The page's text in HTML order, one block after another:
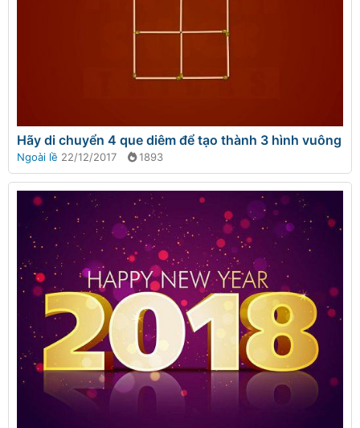
Hãy di chuyển 4 que diêm để tạo thành 3 hình vuông
Ngoài lề 22/12/2017 1893